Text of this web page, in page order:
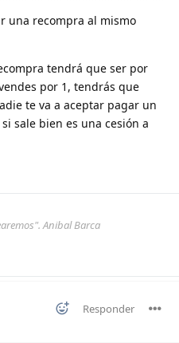
una recompra al mismo
tendrá que ser por
por 1, tendrás que
te va a aceptar pagar un
sale bien es una cesión a
Anibal Barca
Responder